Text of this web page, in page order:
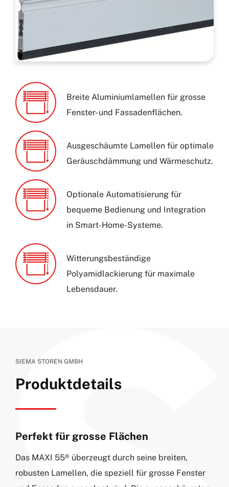
Breite Aluminiumlamellen für grosse
Fenster- und Fassadenflächen.
Ausgeschäumte Lamellen für optimale
Geräuschdämmung und Wärmeschutz.
Optionale Automatisierung für
bequeme Bedienung und Integration
in Smart-Home-Systeme.
Witterungsbeständige
Polyamidlackierung für maximale
Lebensdauer.
SIEMA STOREN GMBH
Produktdetails
Perfekt für grosse Flächen
Das MAXI 55® überzeugt durch seine breiten,
robusten Lamellen, die speziell für grosse Fenster